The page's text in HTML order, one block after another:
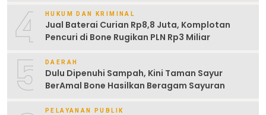
4 HUKUM DAN KRIMINAL
Jual Baterai Curian Rp8,8 Juta, Komplotan
Pencuri di Bone Rugikan PLN Rp3 Miliar
5 DAERAH
Dulu Dipenuhi Sampah, Kini Taman Sayur
BerAmal Bone Hasilkan Beragam Sayuran
PELAYANAN PUBLIK